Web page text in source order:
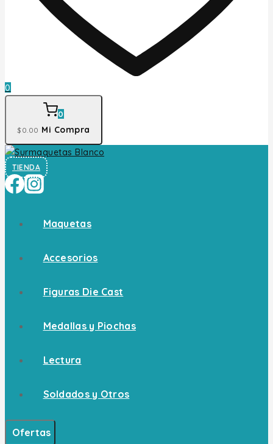
0
0
$0 .00 Mi Compra
TIENDA
Maquetas
Accesorios
Figuras Die Cast
Medallas y Piochas
Lectura
Soldados y Otros
Ofertas